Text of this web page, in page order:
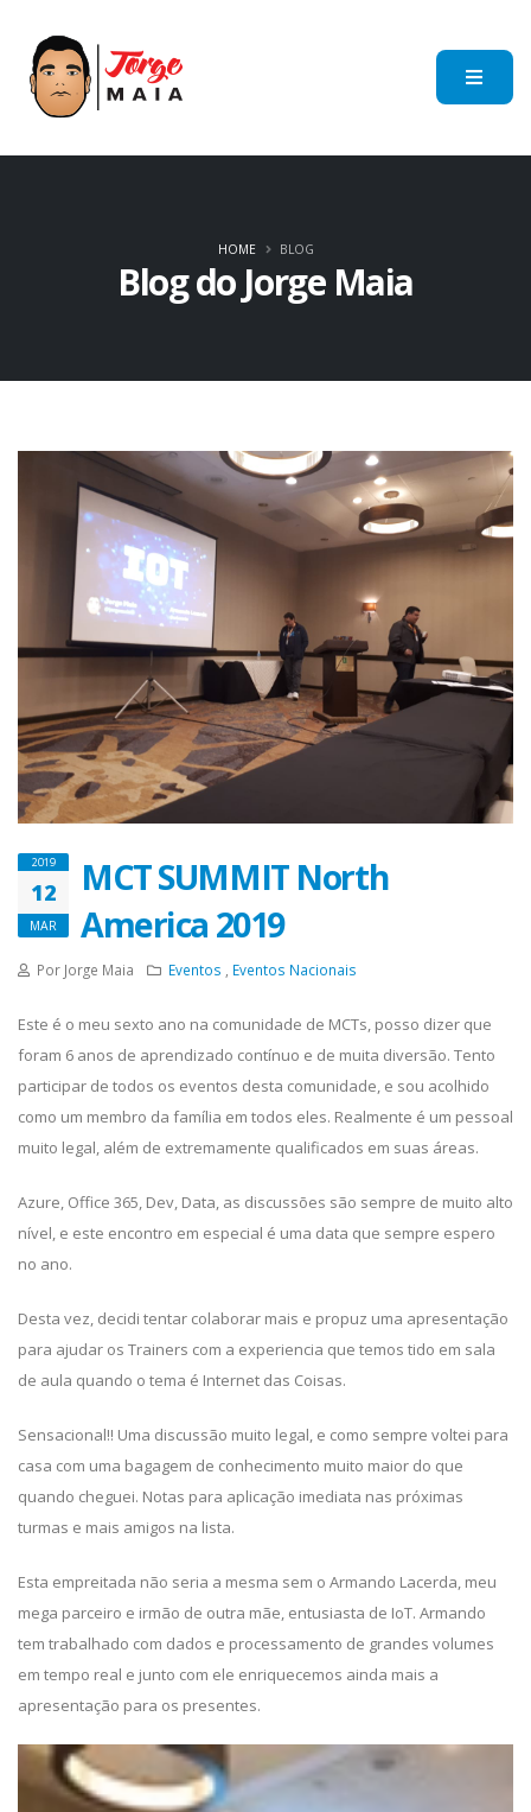
Blog do Jorge Maia
HOME BLOG
2019
12
MAR
MCT SUMMIT North
America 2019
Por Jorge Maia Eventos Eventos Nacionais
Este é o meu sexto ano na comunidade de MCTs, posso dizer que
foram 6 anos de aprendizado contínuo e de muita diversão. Tento
participar de todos os eventos desta comunidade, e sou acolhido
como um membro da família em todos eles. Realmente é um pessoal
muito legal, além de extremamente qualificados em suas áreas.
Azure, Office 365, Dev, Data, as discussões são sempre de muito alto
nível, e este encontro em especial é uma data que sempre espero
no ano.
Desta vez, decidi tentar colaborar mais e propuz uma apresentação
para ajudar os Trainers com a experiencia que temos tido em sala
de aula quando o tema é Internet das Coisas.
Sensacional!! Uma discussão muito legal, e como sempre voltei para
casa com uma bagagem de conhecimento muito maior do que
quando cheguei. Notas para aplicação imediata nas próximas
turmas e mais amigos na lista.
Esta empreitada não seria a mesma sem o Armando Lacerda, meu
mega parceiro e irmão de outra mãe, entusiasta de IoT. Armando
tem trabalhado com dados e processamento de grandes volumes
em tempo real e junto com ele enriquecemos ainda mais a
apresentação para os presentes.